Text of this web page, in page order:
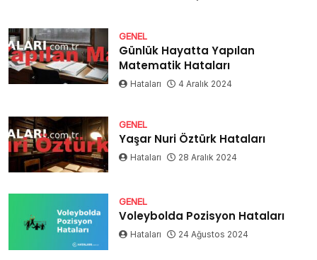
GENEL
Günlük Hayatta Yapılan
Matematik Hataları
Hataları 4 Aralık 2024
GENEL
Yaşar Nuri Öztürk Hataları
Hataları 28 Aralık 2024
GENEL
Voleybolda Pozisyon Hataları
Hataları 24 Ağustos 2024